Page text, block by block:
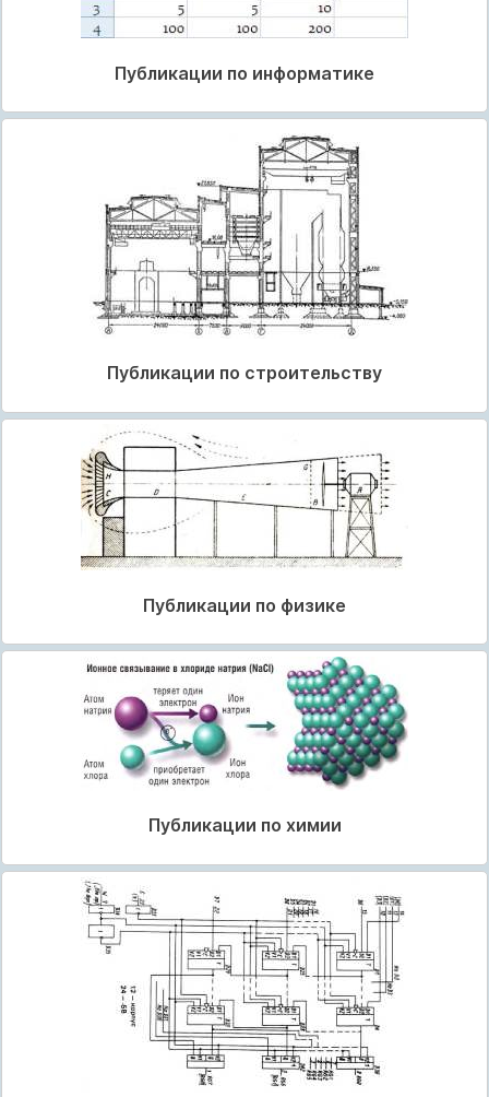
Публикации по информатике
Публикации по строительству
Публикации по физике
Публикации по химии